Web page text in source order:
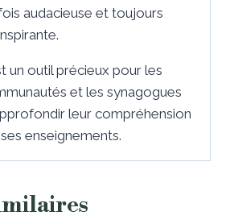
audacieuse et toujours
un outil précieux pour les
et les synagogues
leur compréhension
enseignements.